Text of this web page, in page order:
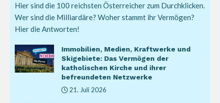
Hier sind die 100 reichsten Österreicher zum Durchklicken.
Wer sind die Milliardäre? Woher stammt ihr Vermögen?
Hier die Antworten!
Immobilien, Medien, Kraftwerke und
Skigebiete: Das Vermögen der
katholischen Kirche und ihrer
befreundeten Netzwerke
21. Juli 2026